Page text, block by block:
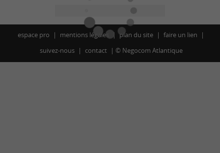
espace pro mentions légales plan du site
faire un lien
suivez-nous
contact © Negocom Atlantique